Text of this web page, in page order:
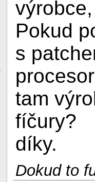
Pokud
s
tam
fíčury?
díky.
Dokud to